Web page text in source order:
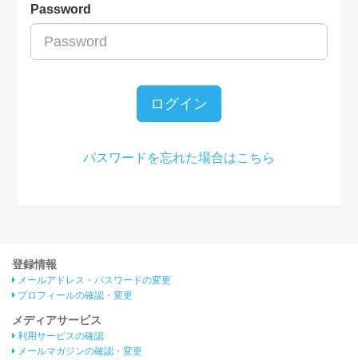
Password
ログイン
パスワードを忘れた場合はこちら
登録情報
メールアドレス・パスワードの変更
プロフィールの確認・変更
メディアサービス
利用サービスの確認
メールマガジンの確認・変更